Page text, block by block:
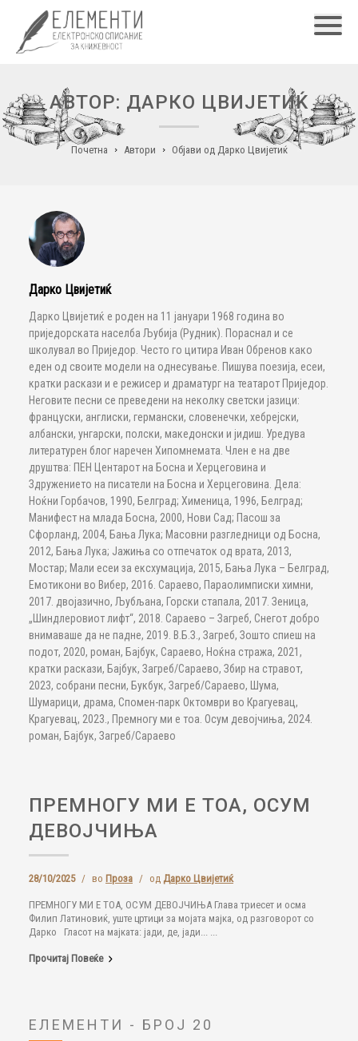
АВТОР: ДАРКО ЦВИЈЕТИЌ
Почетна Автори Објави од Дарко Цвијетиќ
Дарко Цвијетиќ
Дарко Цвијетиќ е роден на 11 јануари 1968 година во
приједорската населба Љубија (Рудник). Пораснал и се
школувал во Приједор. Често го цитира Иван Обренов како
еден од своите модели на однесување. Пишува поезија, есеи,
кратки раскази и е режисер и драматург на театарот Приједор.
Неговите песни се преведени на неколку светски јазици:
француски, англиски, германски, словенечки, хебрејски,
албански, унгарски, полски, македонски и јидиш. Уредува
литературен блог наречен Хипомнемата. Член е на две
друштва: ПЕН Центарот на Босна и Херцеговина и
Здружението на писатели на Босна и Херцеговина. Дела:
Ноќни Горбачов, 1990, Белград; Хименица, 1996, Белград;
Манифест на млада Босна, 2000, Нови Сад; Пасош за
Сфорланд, 2004, Бања Лука; Масовни разгледници од Босна,
2012, Бања Лука; Јажиња со отпечаток од врата, 2013,
Мостар; Мали есеи за ексхумација, 2015, Бања Лука – Белград,
Емотикони во Вибер, 2016. Сараево, Параолимписки химни,
2017. двојазично, Љубљана, Горски стапала, 2017. Зеница,
„Шиндлеровиот лифт“, 2018. Сараево – Загреб, Снегот добро
внимаваше да не падне, 2019. В.Б.З., Загреб, Зошто спиеш на
подот, 2020, роман, Бајбук, Сараево, Ноќна стража, 2021,
кратки раскази, Бајбук, Загреб/Сараево, Збир на стравот,
2023, собрани песни, Букбук, Загреб/Сараево, Шума,
Шумарици, драма, Спомен-парк Октомври во Крагуевац,
Крагуевац, 2023., Премногу ми е тоа. Осум девојчиња, 2024.
роман, Бајбук, Загреб/Сараево
ПРЕМНОГУ МИ Е ТОА, ОСУМ
ДЕВОЈЧИЊА
28/10/2025 / во Проза / од Дарко Цвијетиќ
ПРЕМНОГУ МИ Е ТОА, ОСУМ ДЕВОЈЧИЊА Глава триесет и осма
Филип Латиновиќ, уште цртици за мојата мајка, од разговорот со
Дарко Гласот на мајката: јади, де, јади... ...
Прочитај Повеќе
ЕЛЕМЕНТИ - БРОЈ 20